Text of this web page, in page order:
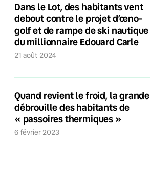
Dans le Lot, des habitants vent
debout contre le projet d’œno-
golf et de rampe de ski nautique
du millionnaire Edouard Carle
21 août 2024
Quand revient le froid, la grande
débrouille des habitants de
« passoires thermiques »
6 février 2023